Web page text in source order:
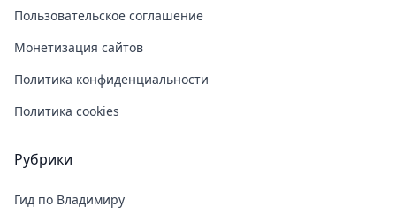
Пользовательское соглашение
Монетизация сайтов
Политика конфиденциальности
Политика cookies
Рубрики
Гид по Владимиру